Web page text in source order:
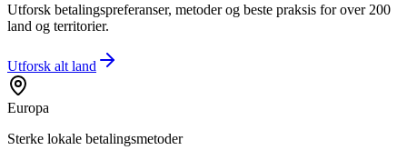
Utforsk betalingspreferanser, metoder og beste praksis for over 200
land og territorier.
Utforsk alt land
Europa
Sterke lokale betalingsmetoder